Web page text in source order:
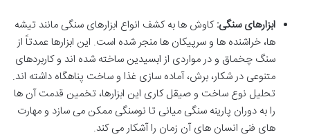
ابزارهای سنگی:کاوش ها به کشف انواع ابزارهای سنگی مانند تیشه
ها، خراشنده ها و سرپیکان ها منجر شده است. این ابزارها عمدتاً از
سنگ چخماق و در مواردی از ابسیدین ساخته شده اند و کاربردهای
متنوعی در شکار، برش، آماده سازی غذا و ساخت پناهگاه داشته اند.
تحلیل نوع ساخت و صیقل کاری این ابزارها، تخمین قدمت آن ها
را به دوران پارینه سنگی میانی تا نوسنگی ممکن می سازد و مهارت
های فنی انسان های آن زمان را آشکار می کند.